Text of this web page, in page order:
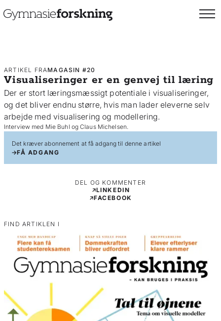
ARTIKEL FRAMAGASIN #20
Visualiseringer er en genvej til læring
Der er stort læringsmæssigt potentiale i visualiseringer,
og det bliver endnu større, hvis man lader eleverne selv
arbejde med visualisering og modellering.
Interview med Mie Buhl og Claus Michelsen.
Det kræver abonnement at få adgang til denne artikel
FÅ ADGANG
DEL OG KOMMENTER
LINKEDIN
FACEBOOK
FIND ARTIKLEN I